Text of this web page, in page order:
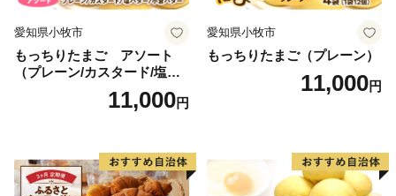
愛知県小牧市
もっちりたまご アソート
（プレーン/カスタード/塩バ
ター/小倉バター）11,000円
愛知県小牧市
もっちりたまご（プレーン）
11,000円